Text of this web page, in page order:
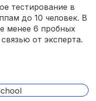
тестирование в
до 10 человек. В
менее 6 пробных
от эксперта.